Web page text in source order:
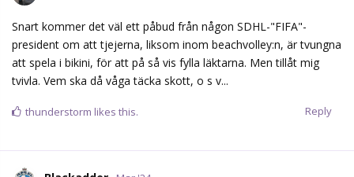
Snart kommer det väl ett påbud från någon SDHL-"FIFA"-
president om att tjejerna, liksom inom beachvolley:n, är tvungna
att spela i bikini, för att på så vis fylla läktarna. Men tillåt mig
tvivla. Vem ska då våga täcka skott, o s v...
Reply
thunderstorm likes this.